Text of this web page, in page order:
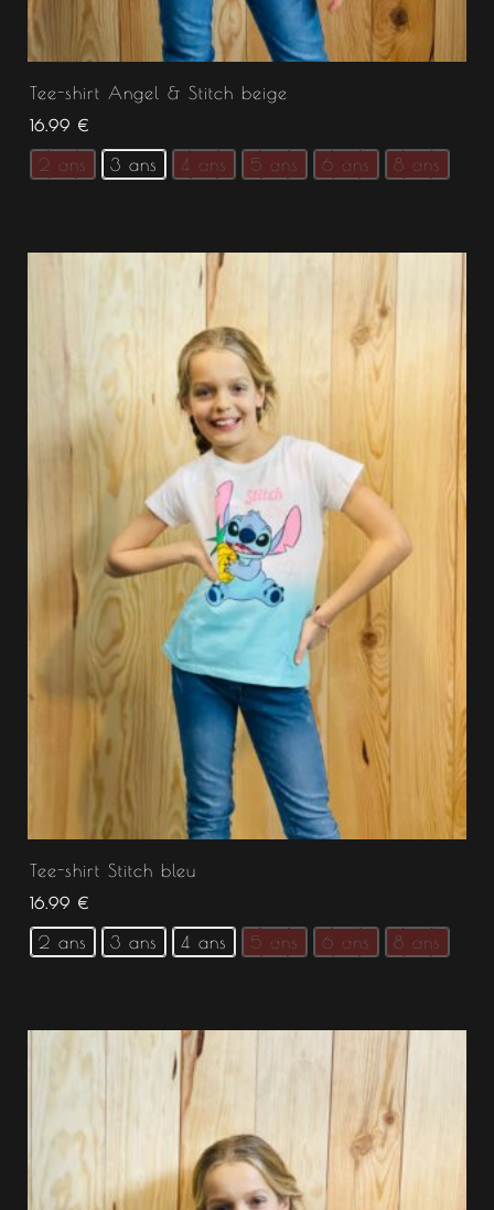
Tee-shirt Angel & Stitch beige
16.99 €
2 ans 3 ans 4 ans 5 ans 6 ans 8 ans
Tee-shirt Stitch bleu
16.99 €
2 ans 3 ans 4 ans 5 ans 6 ans 8 ans